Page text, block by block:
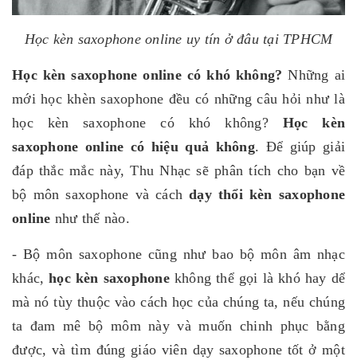
Học kèn saxophone online uy tín ở đâu tại TPHCM
Học kèn saxophone online có khó không?Những ai
mới học khèn saxophone đều có những câu hỏi như là
học kèn saxophone có khó không? Học kèn
saxophone online có hiệu quả không. Để giúp giải
đáp thắc mắc này, Thu Nhạc sẽ phân tích cho bạn về
bộ môn saxophone và cáchdạy thổi kèn saxophone
online như thế nào.
- Bộ môn saxophone cũng như bao bộ môn âm nhạc
khác,học kèn saxophonekhông thể gọi là khó hay dể
mà nó tùy thuộc vào cách học của chúng ta, nếu chúng
ta đam mê bộ môm này và muốn chinh phục bằng
được, và tìm đúng giáo viên dạy saxophone tốt ở một